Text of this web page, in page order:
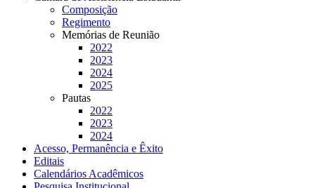
Composição
Regimento
Memórias de Reunião
2022
2023
2024
2025
Pautas
2022
2023
2024
Acesso, Permanência e Êxito
Editais
Calendários Acadêmicos